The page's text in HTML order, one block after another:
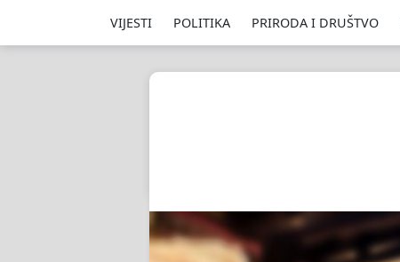
VIJESTI POLITIKA PRIRODA I DRUŠTVO